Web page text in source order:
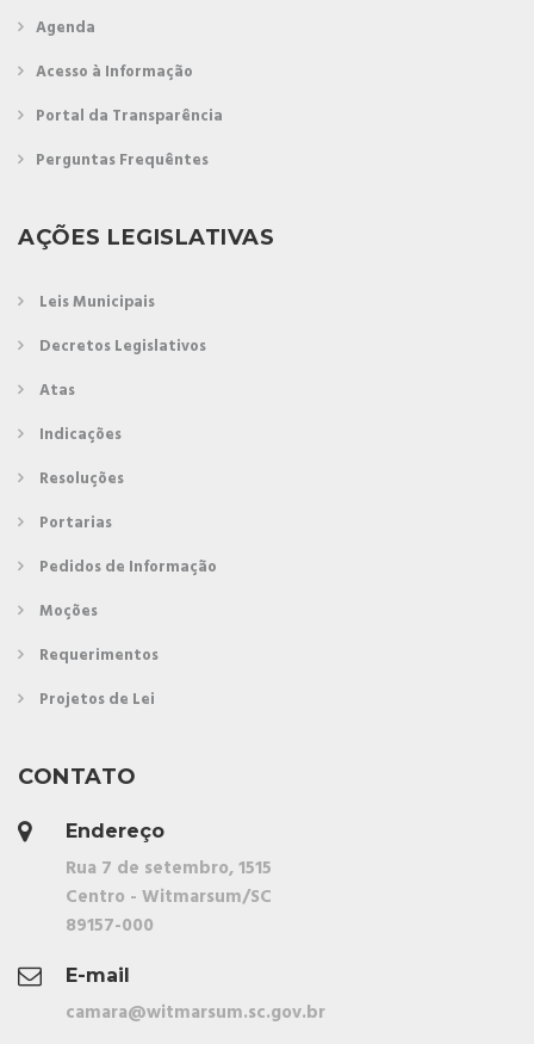
Agenda
Acesso à Informação
Portal da Transparência
Perguntas Frequêntes
AÇÕES LEGISLATIVAS
Leis Municipais
Decretos Legislativos
Atas
Indicações
Resoluções
Portarias
Pedidos de Informação
Moções
Requerimentos
Projetos de Lei
CONTATO
Endereço
Rua 7 de setembro, 1515
Centro - Witmarsum/SC
89157-000
E-mail
camara@witmarsum.sc.gov.br